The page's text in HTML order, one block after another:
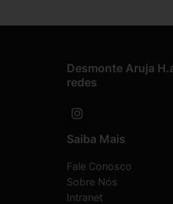
Desmonte Aruja
redes
Saiba Mais
Fale Conosco
Sobre Nós
Intranet